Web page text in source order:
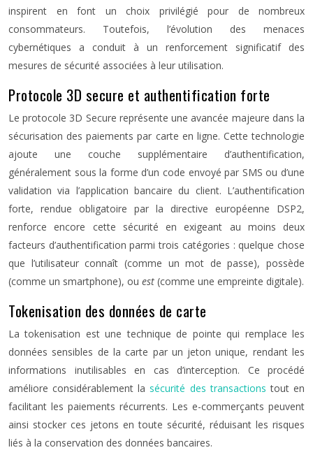
inspirent en font un choix privilégié pour de nombreux
consommateurs. Toutefois, l’évolution des menaces
cybernétiques a conduit à un renforcement significatif des
mesures de sécurité associées à leur utilisation.
Protocole 3D secure et authentification forte
Le protocole 3D Secure représente une avancée majeure dans la
sécurisation des paiements par carte en ligne. Cette technologie
ajoute une couche supplémentaire d’authentification,
généralement sous la forme d’un code envoyé par SMS ou d’une
validation via l’application bancaire du client. L’authentification
forte, rendue obligatoire par la directive européenne DSP2,
renforce encore cette sécurité en exigeant au moins deux
facteurs d’authentification parmi trois catégories : quelque chose
que l’utilisateur connaît (comme un mot de passe), possède
(comme un smartphone), ou est (comme une empreinte digitale).
Tokenisation des données de carte
La tokenisation est une technique de pointe qui remplace les
données sensibles de la carte par un jeton unique, rendant les
informations inutilisables en cas d’interception. Ce procédé
améliore considérablement lasécurité des transactions tout en
facilitant les paiements récurrents. Les e-commerçants peuvent
ainsi stocker ces jetons en toute sécurité, réduisant les risques
liés à la conservation des données bancaires.